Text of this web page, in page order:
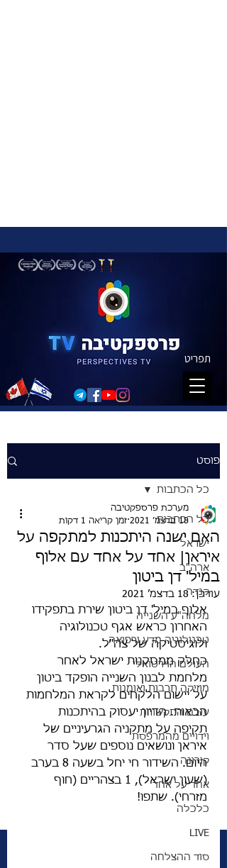
תפריט
פוסט
כל הכתבות
ישראל
ארה"ב
קנדה
מלחה"ע השנייה
טכנולוגיה מדע ורפואה
העולם הוירטואלי
מוזיקה תרבות ואומנות
עולם התקשורת
וידויים מהמרפסת
קורונה
אחד על אחד
כלכלה
LIVE
סוד ההצלחה
כל הכתבות
האם ישנה היתכנות למתקפה על
איראן| אחד על אחד עם אלוף
במיל' דן ביטון
מערכת פרספקטיבה
18 בדצמ׳ 2021
זמן קריאה 1 דקות
עודכן: 18 בדצמ׳ 2021
אלוף במיל' דן ביטון שירת בתפקידו
האחרון כראש אגף טכנולוגיה
ולוגיסטיקה של צה"ל.
כחלק ממסקנות ישראל לאחר
מלחמת לבנון השנייה הופקד ביטון
על יישום הלקחים לקראת המלחמות
הבאות. הדיון יעסוק בהיתכנות
תקיפה על מתקניה הגרעיניים של
איראן ונושאים נוספים שעל סדר
היום. השידור חי יחל בשעה 8 בערב
(שעון ישראל), 1 בצהריים (חוף
מזרחי). שתפו!